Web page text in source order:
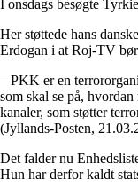
I onsdags besøgte
Her støttede hans
Erdogan i at Roj-TV
– PKK er en
som skal se på,
kanaler, som støtter
(Jyllands-Posten,
Det falder nu
Hun har derfor kaldt